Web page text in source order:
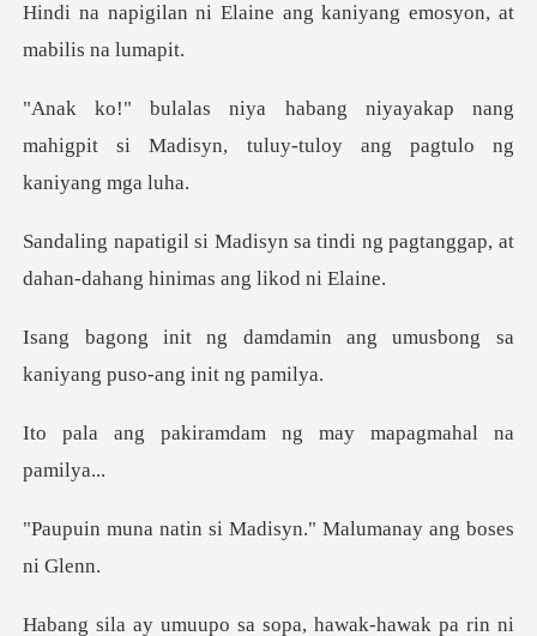
aine ang kaniyang emosyo
kap nang
mahigpit si Madisyn, tuluy-t
tindi ng pagtanggap, at
dahan-da
in ang umusbong sa
kaniyang
amdam ng may mapag
i Madisyn." Malumanay